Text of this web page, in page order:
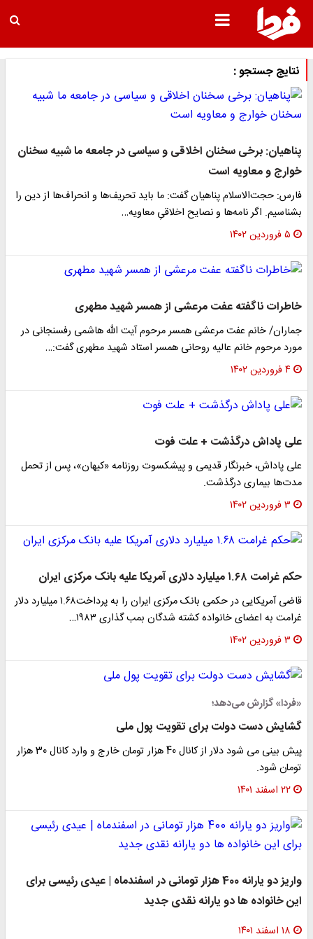
نتایج جستجو :
برخی سخنان اخلاقی و سیاسی در جامعه ما شبیه سخنان
و معاویه است
حجت‌الاسلام پناهیان گفت: ما باید تحریف‌ها و انحراف‌ها از دین را
اگر نامه‌ها‌ و نصایح اخلاقیِ معاویه…
۵ فروردین ۱۴۰۲
ناگفته عفت مرعشی از همسر شهید مطهری
خانم عفت مرعشی همسر مرحوم آیت الله هاشمی رفسنجانی در
مرحوم خانم عالیه روحانی همسر استاد شهید مطهری گفت:…
۴ فروردین ۱۴۰۲
پاداش درگذشت + علت فوت
پاداش، خبرنگار قدیمی و پیشکسوت روزنامه‌ «کیهان»، پس از تحمل
بیماری درگذشت.
۳ فروردین ۱۴۰۲
۱.۶۸ میلیارد دلاری آمریکا علیه بانک مرکزی ایران
قاضی آمریکایی در حکمی بانک مرکزی ایران را به پرداخت۱.۶۸ میلیارد دلار
به اعضای خانواده کشته شدگان بمب گذاری ۱۹۸۳…
۳ فروردین ۱۴۰۲
گزارش می‌دهد؛
دست دولت برای تقویت پول ملی
پیش بینی می شود دلار از کانال 40 هزار تومان خارج و وارد کانال 30 هزار
شود.
۲۲ اسفند ۱۴۰۱
واریز دو یارانه 400 هزار تومانی در اسفندماه | عیدی رئیسی برای
خانواده ها دو یارانه نقدی جدید
۱۸ اسفند ۱۴۰۱